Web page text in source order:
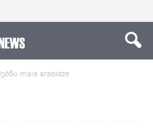
maia arabidze